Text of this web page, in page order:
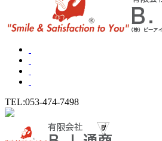
TEL:053-474-7498